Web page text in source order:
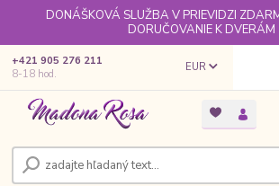
DONÁŠKOVÁ SLUŽBA V PRIEVIDZI
DORUČOVANIE K DVERÁM
EUR
+421 905 276 211
8-18 hod.